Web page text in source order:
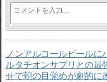
ノンアルコールビールに
ルタチオンサプリとの最
せで朝の目覚めが劇的に